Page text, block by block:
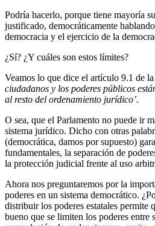
Podría hacerlo, porque tiene mayoría
justificado, democráticamente
democracia y el ejercicio de la
¿Sí? ¿Y cuáles son estos límites?
Veamos lo que dice el artículo 9.1 de
ciudadanos y los poderes públicos
al resto del ordenamiento jurídico’.
O sea, que el Parlamento no puede ir
sistema jurídico. Dicho con otras
(democrática, damos por supuesto)
fundamentales, la separación de
la protección judicial frente al uso
Ahora nos preguntaremos por la
poderes en un sistema democrático.
distribuir los poderes estatales permite
bueno que se limiten los poderes entre